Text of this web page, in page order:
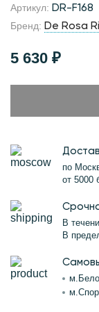
Артикул: DR-F168
Бренд: De Rosa
5 630 ₽
по
от 5000
В
В